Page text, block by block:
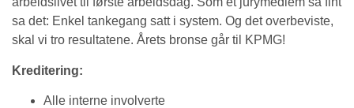
sa det: Enkel tankegang satt i system. Og det overbeviste,
skal vi tro resultatene. Årets bronse går til KPMG!
Kreditering:
Alle interne involverte